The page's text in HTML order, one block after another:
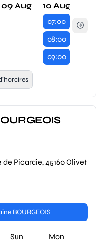
09 Aug
10 Aug
07:00
08:00
09:00
Picardie, 45160 Olivet
BOURGEOIS
Sun
Mon